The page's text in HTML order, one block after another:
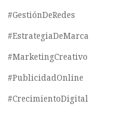
#GestiónDeRedes
#EstrategiaDeMarca
#MarketingCreativo
#PublicidadOnline
#CrecimientoDigital